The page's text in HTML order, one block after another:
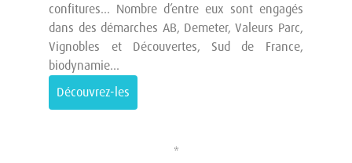
confitures… Nombre d’entre eux sont engagés
dans des démarches AB, Demeter, Valeurs Parc,
Vignobles et Découvertes, Sud de France,
biodynamie…
Découvrez-les
*